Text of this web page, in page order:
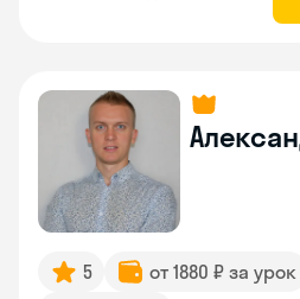
5 от 1880 ₽ за урок